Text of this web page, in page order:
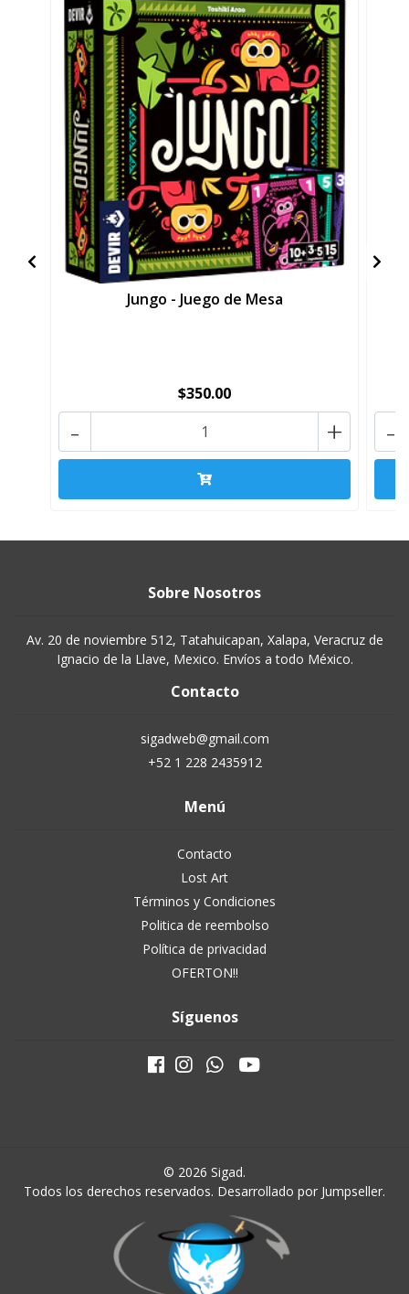
Jungo - Juego de Mesa
$350.00
+
- -
Sobre Nosotros
Av. 20 de noviembre 512, Tatahuicapan, Xalapa, Veracruz de
Ignacio de la Llave, Mexico. Envíos a todo México.
Contacto
sigadweb@gmail.com
+52 1 228 2435912
Menú
Contacto
Lost Art
Términos y Condiciones
Politica de reembolso
Política de privacidad
OFERTON!!
Síguenos
© 2026 Sigad.
Todos los derechos reservados. Desarrollado por Jumpseller.